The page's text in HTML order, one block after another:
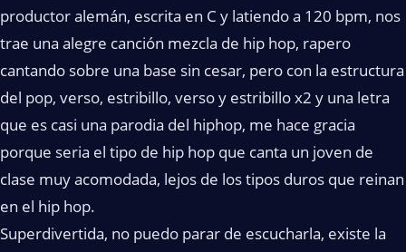
productor alemán, escrita en C y latiendo a 120 bpm, nos
trae una alegre canción mezcla de hip hop, rapero
cantando sobre una base sin cesar, pero con la estructura
del pop, verso, estribillo, verso y estribillo x2 y una letra
que es casi una parodia del hiphop, me hace gracia
porque seria el tipo de hip hop que canta un joven de
clase muy acomodada, lejos de los tipos duros que reinan
en el hip hop.
Superdivertida, no puedo parar de escucharla, existe la